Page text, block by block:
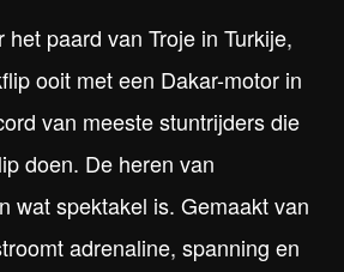
paard van Troje in Turkije,
ooit met een Dakar-motor in
van meeste stuntrijders die
doen. De heren van
wat spektakel is. Gemaakt van
adrenaline, spanning en